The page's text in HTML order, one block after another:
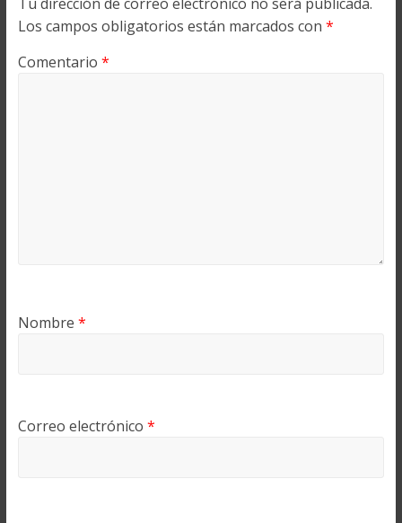
Los campos obligatorios están marcados con *
Comentario *
Nombre *
Correo electrónico *